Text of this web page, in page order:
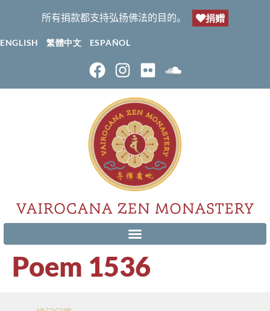
所有捐款都支持弘扬佛法的目的。 捐赠
ENGLISH 繁體中文 ESPAÑOL
Poem 1536